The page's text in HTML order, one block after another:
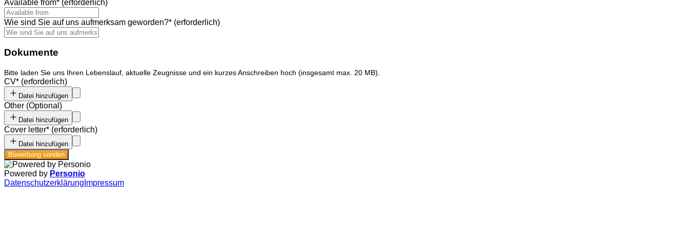
Available from* (erforderlich)
Wie sind Sie auf uns aufmerksam geworden?* (erforderlich)
Dokumente
Bitte laden Sie uns Ihren Lebenslauf, aktuelle Zeugnisse und ein kurzes Anschreiben hoch (insgesamt max. 20 MB).
CV* (erforderlich)
Datei hinzufügen
Other (Optional )
Datei hinzufügen
Cover letter* (erforderlich)
Datei hinzufügen
Bewerbung senden
Powered by Personio
Datenschutzerklärung Impressum